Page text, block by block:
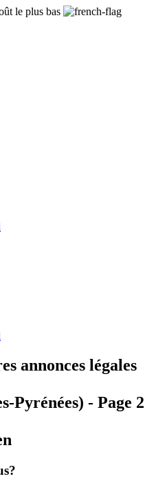
le plus bas
annonces légales
Pyrénées) - Page 2